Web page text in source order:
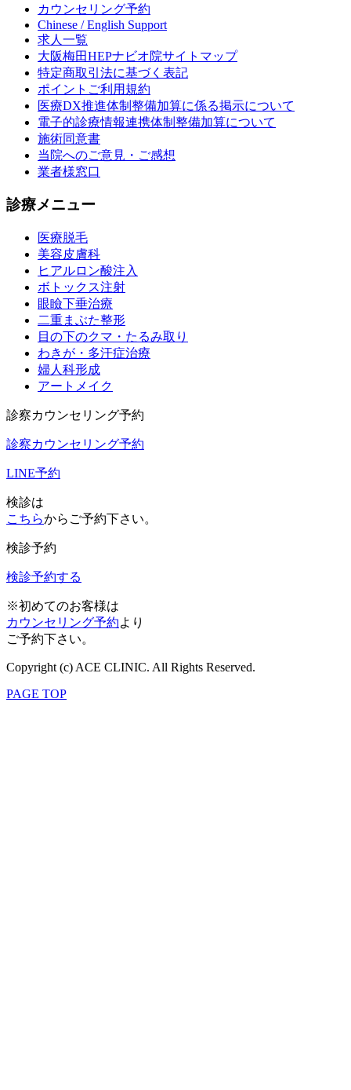
カウンセリング予約
Chinese / English Support
求人一覧
大阪梅田HEPナビオ院サイトマップ
特定商取引法に基づく表記
ポイントご利用規約
医療DX推進体制整備加算に係る掲示について
電子的診療情報連携体制整備加算について
施術同意書
当院へのご意見・ご感想
業者様窓口
診療メニュー
医療脱毛
美容皮膚科
ヒアルロン酸注入
ボトックス注射
眼瞼下垂治療
二重まぶた整形
目の下のクマ・たるみ取り
わきが・多汗症治療
婦人科形成
アートメイク
診察カウンセリング予約
診察カウンセリング予約
LINE予約
検診は
こちらからご予約下さい。
検診予約
検診予約する
※初めてのお客様は
カウンセリング予約より
ご予約下さい。
Copyright (c) ACE CLINIC. All Rights Reserved.
PAGE TOP